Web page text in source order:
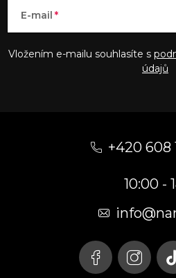
E-mail
Vložením e-mailu souhlasíte s
údajů
+420 608
10:00 -